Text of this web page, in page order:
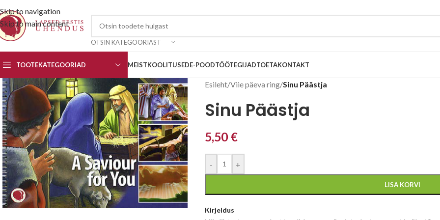
Skip to navigation
Skip to main content
OTSIN KATEGOORIAST
TOOTEKATEGOORIAD MEISTKOOLITUSEDE-POODTÖÖTEGIJADTOETAKONTAKT
Esileht/Viie päeva ring/Sinu Päästja
Sinu Päästja
5,50€
- +
LISA KORVI
Kirjeldus